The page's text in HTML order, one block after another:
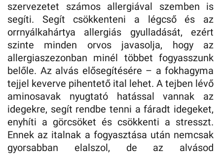
szervezetet számos allergiával szemben is
segíti. Segít csökkenteni a légcső és az
orrnyálkahártya allergiás gyulladását, ezért
szinte minden orvos javasolja, hogy az
allergiaszezonban minél többet fogyasszunk
belőle. Az alvás elősegítésére – a fokhagyma
tejjel keverve pihentető ital lehet. A tejben lévő
aminosavak nyugtató hatással vannak az
idegekre, segít rendbe tenni a fáradt idegeket,
enyhíti a görcsöket és csökkenti a stresszt.
Ennek az italnak a fogyasztása után nemcsak
gyorsabban elalszol, de az alvásod